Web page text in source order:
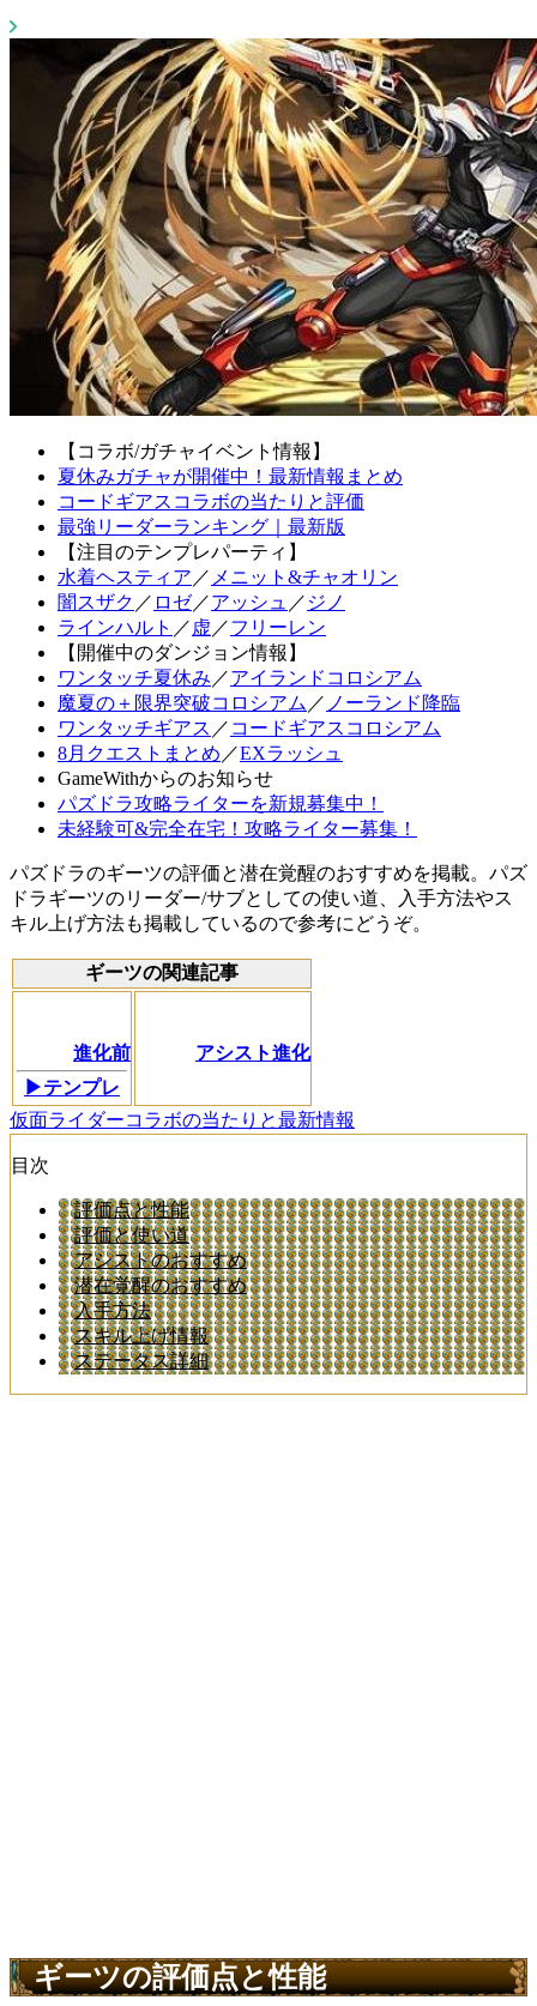
【コラボ/ガチャイベント情報】
夏休みガチャが開催中！最新情報まとめ
コードギアスコラボの当たりと評価
最強リーダーランキング｜最新版
【注目のテンプレパーティ】
水着ヘスティア ／ メニット&チャオリン
闇スザク ／ ロゼ／アッシュ ／ ジノ
ラインハルト ／ 虚 ／フリーレン
【開催中のダンジョン情報】
ワンタッチ夏休み ／アイランドコロシアム
魔夏の＋限界突破コロシアム ／ ノーランド降臨
ワンタッチギアス ／ コードギアスコロシアム
8月クエストまとめ ／EXラッシュ
GameWithからのお知らせ
パズドラ攻略ライターを新規募集中！
未経験可&完全在宅！攻略ライター募集！
パズドラのギーツの評価と潜在覚醒のおすすめを掲載。パズ
ドラギーツのリーダー/サブとしての使い道、入手方法やス
キル上げ方法も掲載しているので参考にどうぞ。
ギーツの関連記事
進化前
▶テンプレ
アシスト進化
仮面ライダーコラボの当たりと最新情報
目次
評価点と性能
評価と使い道
アシストのおすすめ
潜在覚醒のおすすめ
入手方法
スキル上げ情報
ステータス詳細
ギーツの評価点と性能